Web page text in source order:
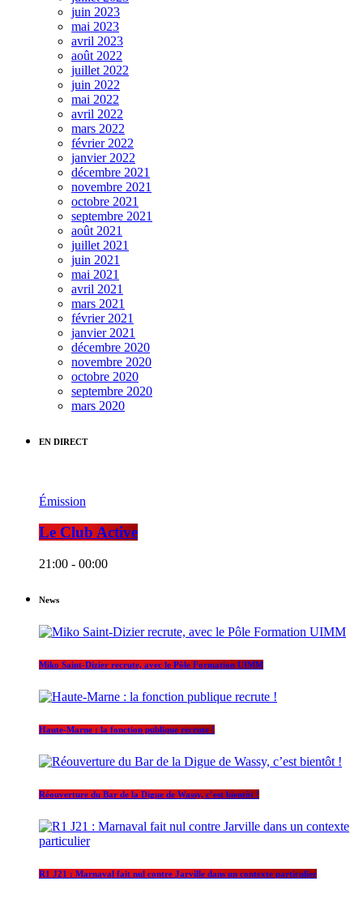
juin 2023
mai 2023
avril 2023
août 2022
juillet 2022
juin 2022
mai 2022
avril 2022
mars 2022
février 2022
janvier 2022
décembre 2021
novembre 2021
octobre 2021
septembre 2021
août 2021
juillet 2021
juin 2021
mai 2021
avril 2021
mars 2021
février 2021
janvier 2021
décembre 2020
novembre 2020
octobre 2020
septembre 2020
mars 2020
EN DIRECT
Émission
Le Club Active
21:00 - 00:00
News
Miko Saint-Dizier recrute, avec le Pôle Formation UIMM
Haute-Marne : la fonction publique recrute !
Réouverture du Bar de la Digue de Wassy, c’est bientôt !
R1 J21 : Marnaval fait nul contre Jarville dans un contexte particulier